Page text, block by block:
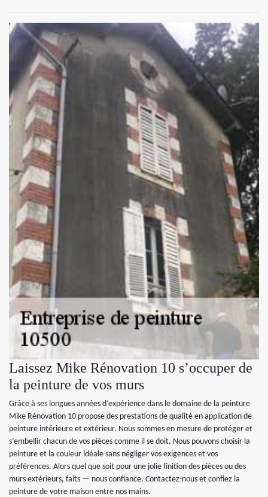
Laissez Mike Rénovation 10 s’occuper de
la peinture de vos murs
Grâce à ses longues années d’expérience dans le domaine de la peinture
Mike Rénovation 10 propose des prestations de qualité en application de
peinture intérieure et extérieur. Nous sommes en mesure de protéger et
s’embellir chacun de vos pièces comme il se doit. Nous pouvons choisir la
peinture et la couleur idéale sans négliger vos exigences et vos
préférences. Alors quel que soit pour une jolie finition des pièces ou des
murs extérieurs, faits — nous confiance. Contactez-nous et confiez la
peinture de votre maison entre nos mains.